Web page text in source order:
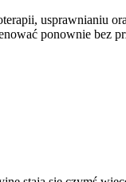
usprawnianiu
ponownie